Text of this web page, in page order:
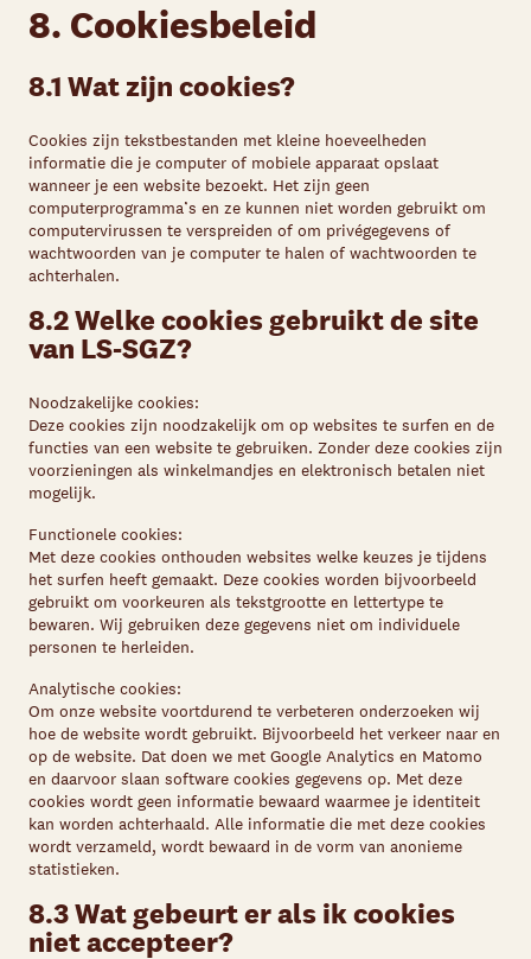
8. Cookiesbeleid
8.1 Wat zijn cookies?
Cookies zijn tekstbestanden met kleine hoeveelheden
informatie die je computer of mobiele apparaat opslaat
wanneer je een website bezoekt. Het zijn geen
computerprogramma’s en ze kunnen niet worden gebruikt om
computervirussen te verspreiden of om privégegevens of
wachtwoorden van je computer te halen of wachtwoorden te
achterhalen.
8.2 Welke cookies gebruikt de site
van LS-SGZ?
Noodzakelijke cookies:
Deze cookies zijn noodzakelijk om op websites te surfen en de
functies van een website te gebruiken. Zonder deze cookies zijn
voorzieningen als winkelmandjes en elektronisch betalen niet
mogelijk.
Functionele cookies:
Met deze cookies onthouden websites welke keuzes je tijdens
het surfen heeft gemaakt. Deze cookies worden bijvoorbeeld
gebruikt om voorkeuren als tekstgrootte en lettertype te
bewaren. Wij gebruiken deze gegevens niet om individuele
personen te herleiden.
Analytische cookies:
Om onze website voortdurend te verbeteren onderzoeken wij
hoe de website wordt gebruikt. Bijvoorbeeld het verkeer naar en
op de website. Dat doen we met Google Analytics en Matomo
en daarvoor slaan software cookies gegevens op. Met deze
cookies wordt geen informatie bewaard waarmee je identiteit
kan worden achterhaald. Alle informatie die met deze cookies
wordt verzameld, wordt bewaard in de vorm van anonieme
statistieken.
8.3 Wat gebeurt er als ik cookies
niet accepteer?